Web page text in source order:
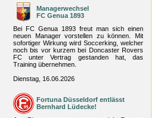
Managerwechsel
FC Genua 1893
Bei FC Genua 1893 freut man sich einen
neuen Manager vorstellen zu können. Mit
sofortiger Wirkung wird Soccerking, welcher
noch bis vor kurzem bei Doncaster Rovers
FC unter Vertrag gestanden hat, das
Training übernehmen.
Dienstag, 16.06.2026
Fortuna Düsseldorf entlässt
Bernhard Lüdecke!